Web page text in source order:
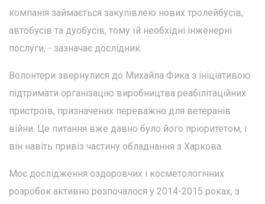
компанія займається закупівлею нових тролейбусів,
автобусів та дуобусів, тому їй необхідні інженерні
послуги, - зазначає дослідник.
Волонтери звернулися до Михайла Фика з ініціативою
підтримати організацію виробництва реабілітаційних
пристроїв, призначених переважно для ветеранів
війни. Це питання вже давно було його пріоритетом, і
він навіть привіз частину обладнання з Харкова.
Моє дослідження оздоровчих і косметологічних
розробок активно розпочалося у 2014-2015 роках, з